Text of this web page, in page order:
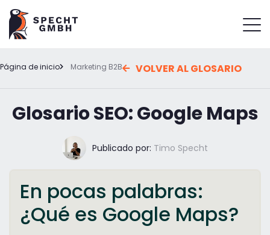
Página de inicio Marketing B2B VOLVER AL GLOSARIO
Glosario SEO: Google Maps
Publicado por: Timo Specht
En pocas palabras:
¿Qué es Google Maps?